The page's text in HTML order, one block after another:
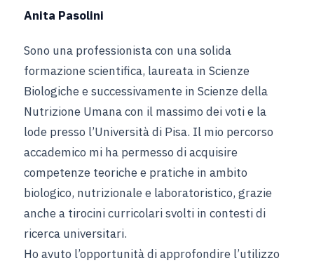
Anita Pasolini
Sono una professionista con una solida
formazione scientifica, laureata in Scienze
Biologiche e successivamente in Scienze della
Nutrizione Umana con il massimo dei voti e la
lode presso l’Università di Pisa. Il mio percorso
accademico mi ha permesso di acquisire
competenze teoriche e pratiche in ambito
biologico, nutrizionale e laboratoristico, grazie
anche a tirocini curricolari svolti in contesti di
ricerca universitari.
Ho avuto l’opportunità di approfondire l’utilizzo